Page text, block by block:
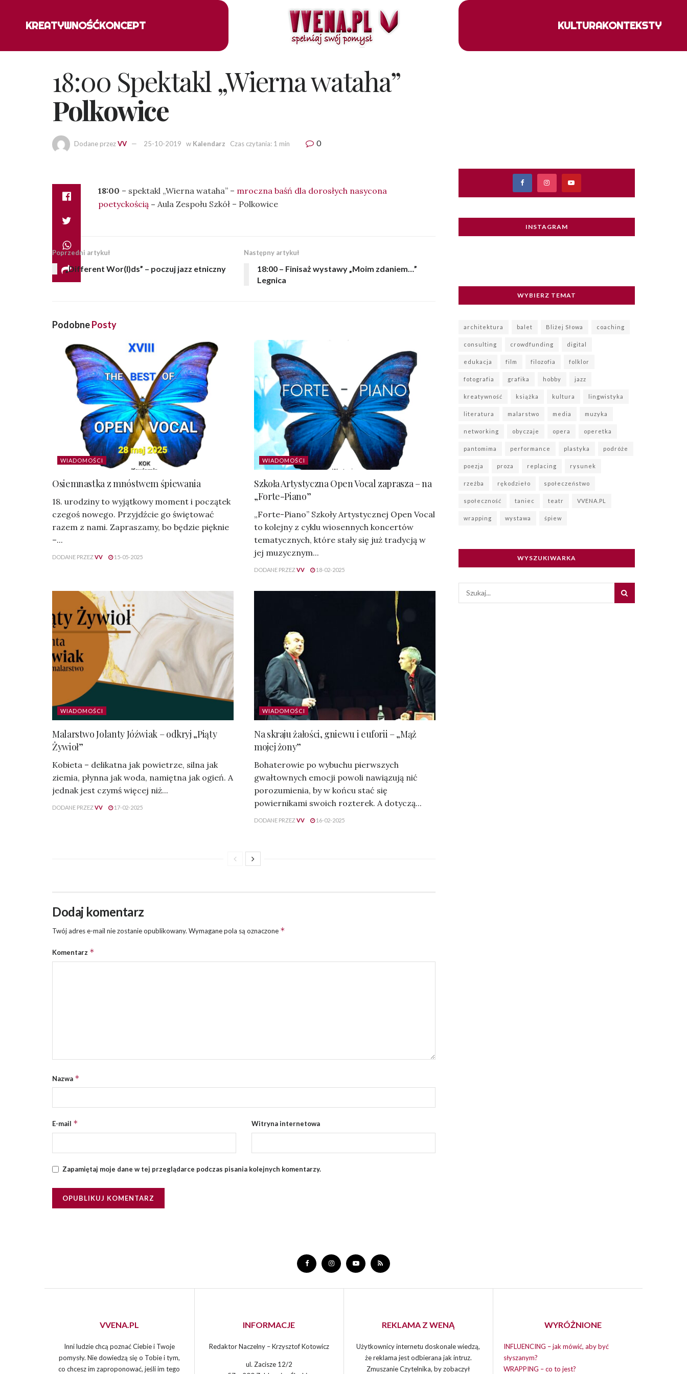
KREATYWNOŚĆKONCEPT KULTURAKONTEKSTY
18:00 Spektakl „Wierna wataha”
Polkowice
Dodane przezVV 25-10-2019 w Kalendarz Czas czytania: 1 min 0
18:00 – spektakl „Wierna wataha” – mroczna baśń dla dorosłych nasycona
poetyckością – Aula Zespołu Szkół – Polkowice
Poprzedni artykuł
„Different Wor(l)ds” – poczuj jazz etniczny
Następny artykuł
18:00 – Finisaż wystawy „Moim zdaniem…”
Legnica
PodobnePosty
WIADOMOŚCI
Osiemnastka z mnóstwem śpiewania
18. urodziny to wyjątkowy moment i początek
czegoś nowego. Przyjdźcie go świętować
razem z nami. Zapraszamy, bo będzie pięknie
–...
DODANE PRZEZVV 15-05-2025
WIADOMOŚCI
Szkoła Artystyczna Open Vocal zaprasza – na
„Forte-Piano”
„Forte-Piano” Szkoły Artystycznej Open Vocal
to kolejny z cyklu wiosennych koncertów
tematycznych, które stały się już tradycją w
jej muzycznym...
DODANE PRZEZVV 18-02-2025
WIADOMOŚCI
Malarstwo Jolanty Jóźwiak – odkryj „Piąty
Żywioł”
Kobieta – delikatna jak powietrze, silna jak
ziemia, płynna jak woda, namiętna jak ogień. A
jednak jest czymś więcej niż...
DODANE PRZEZVV 17-02-2025
WIADOMOŚCI
Na skraju żałości, gniewu i euforii – „Mąż
mojej żony”
Bohaterowie po wybuchu pierwszych
gwałtownych emocji powoli nawiązują nić
porozumienia, by w końcu stać się
powiernikami swoich rozterek. A dotyczą...
DODANE PRZEZVV 16-02-2025
Dodaj komentarz
Twój adres e-mail nie zostanie opublikowany. Wymagane pola są oznaczone *
Komentarz *
Nazwa *
E-mail * Witryna internetowa
Zapamiętaj moje dane w tej przeglądarce podczas pisania kolejnych komentarzy.
INSTAGRAM
WYBIERZ TEMAT
architektura balet Bliżej Słowa coaching
consulting crowdfunding digital
edukacja film filozofia folklor
fotografia grafika hobby jazz
kreatywność książka kultura lingwistyka
literatura malarstwo media muzyka
networking obyczaje opera operetka
pantomima performance plastyka podróże
poezja proza replacing rysunek
rzeźba rękodzieło społeczeństwo
społeczność taniec teatr VVENA.PL
wrapping wystawa śpiew
WYSZUKIWARKA
VVENA.PL
Inni ludzie chcą poznać Ciebie i Twoje
pomysły. Nie dowiedzą się o Tobie i tym,
co chcesz im zaproponować, jeśli im tego
INFORMACJE
Redaktor Naczelny – Krzysztof Kotowicz
ul. Zacisze 12/2
REKLAMA Z WENĄ
Użytkownicy internetu doskonale wiedzą,
że reklama jest odbierana jak intruz.
Zmuszanie Czytelnika, by zobaczył
WYRÓŻNIONE
INFLUENCING – jak mówić, aby być
słyszanym?
WRAPPING – co to jest?